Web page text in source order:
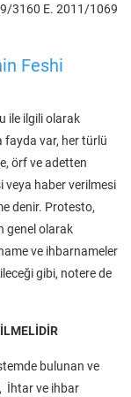
3160 E. 2011/1069
Feshi
ile ilgili olarak
fayda var, her türlü
örf ve adetten
veya haber verilmesi
denir. Protesto,
genel olarak
ve ihbarnameler
gibi, notere de
bulunan ve
İhtar ve ihbar